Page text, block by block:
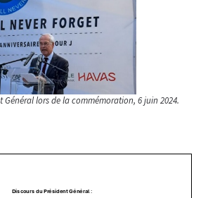
Général lors de la commémoration, 6 juin 2024.